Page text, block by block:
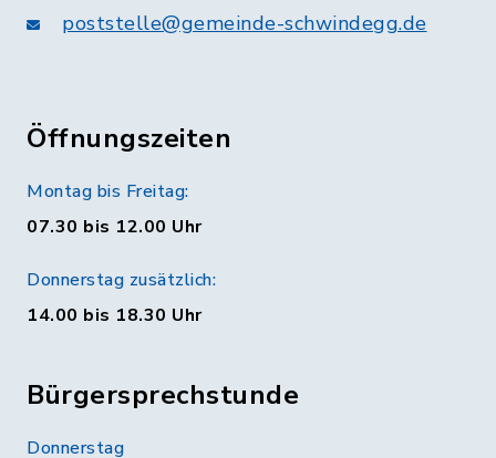
poststelle@gemeinde-schwindegg.de
Öffnungszeiten
Montag bis Freitag:
07.30 bis 12.00 Uhr
Donnerstag zusätzlich:
14.00 bis 18.30 Uhr
Bürgersprechstunde
Donnerstag